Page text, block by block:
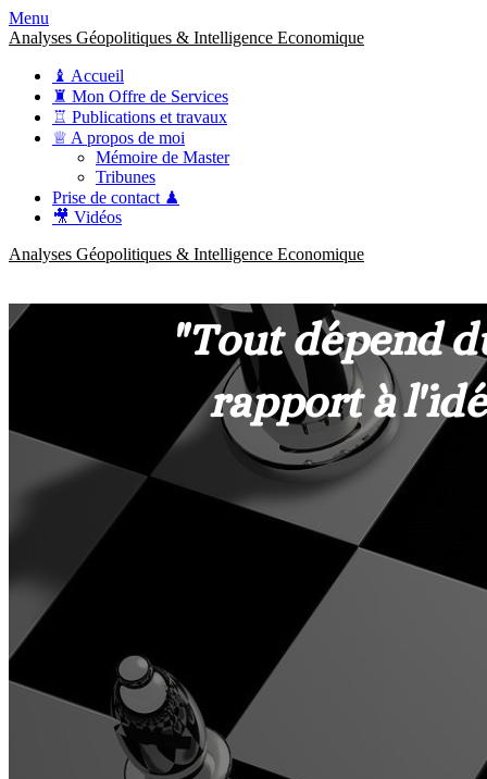
Menu
Analyses Géopolitiques & Intelligence Economique
♝ Accueil
♜ Mon Offre de Services
♖ Publications et travaux
♕ A propos de moi
Mémoire de Master
Tribunes
Prise de contact ♟
🎥 Vidéos
Analyses Géopolitiques & Intelligence Economique